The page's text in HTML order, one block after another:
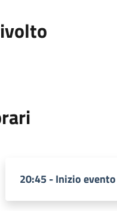
20:45 - Inizio evento